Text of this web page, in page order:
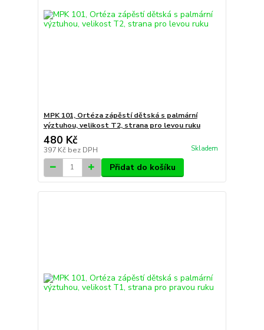
MPK 101, Ortéza zápěstí dětská s palmární
výztuhou, velikost T2, strana pro levou ruku
480 Kč
397 Kč bez DPH Skladem
Přidat do košíku